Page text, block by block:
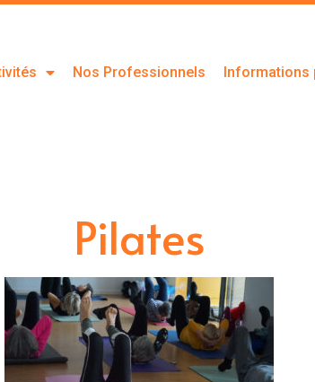
Nos Professionnels Informations
Pilates